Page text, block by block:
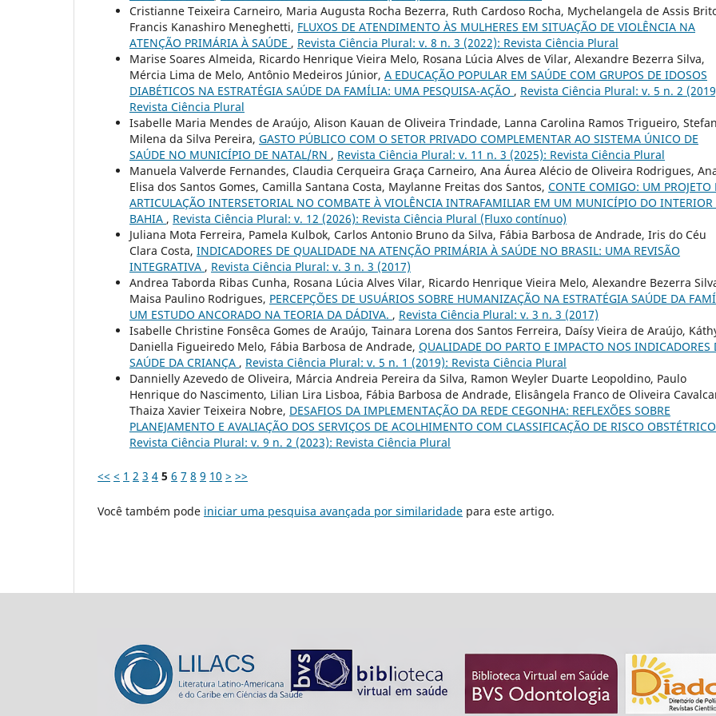
Cristianne Teixeira Carneiro, Maria Augusta Rocha Bezerra, Ruth Cardoso Rocha, Mychelangela de Assis
Francis Kanashiro Meneghetti, FLUXOS DE ATENDIMENTO ÀS MULHERES EM SITUAÇÃO DE VIOLÊNCIA NA
ATENÇÃO PRIMÁRIA À SAÚDE , Revista Ciência Plural: v. 8 n. 3 (2022): Revista Ciência Plural
Marise Soares Almeida, Ricardo Henrique Vieira Melo, Rosana Lúcia Alves de Vilar, Alexandre Bezerra Silva,
Mércia Lima de Melo, Antônio Medeiros Júnior, A EDUCAÇÃO POPULAR EM SAÚDE COM GRUPOS DE IDOSOS
DIABÉTICOS NA ESTRATÉGIA SAÚDE DA FAMÍLIA: UMA PESQUISA-AÇÃO , Revista Ciência Plural: v. 5 n. 2
Revista Ciência Plural
Isabelle Maria Mendes de Araújo, Alison Kauan de Oliveira Trindade, Lanna Carolina Ramos Trigueiro,
Milena da Silva Pereira, GASTO PÚBLICO COM O SETOR PRIVADO COMPLEMENTAR AO SISTEMA ÚNICO DE
SAÚDE NO MUNICÍPIO DE NATAL/RN , Revista Ciência Plural: v. 11 n. 3 (2025): Revista Ciência Plural
Manuela Valverde Fernandes, Claudia Cerqueira Graça Carneiro, Ana Áurea Alécio de Oliveira Rodrigues,
Elisa dos Santos Gomes, Camilla Santana Costa, Maylanne Freitas dos Santos, CONTE COMIGO: UM PROJETO
ARTICULAÇÃO INTERSETORIAL NO COMBATE À VIOLÊNCIA INTRAFAMILIAR EM UM MUNICÍPIO DO INTERIOR
BAHIA , Revista Ciência Plural: v. 12 (2026): Revista Ciência Plural (Fluxo contínuo)
Juliana Mota Ferreira, Pamela Kulbok, Carlos Antonio Bruno da Silva, Fábia Barbosa de Andrade, Iris do Céu
Clara Costa, INDICADORES DE QUALIDADE NA ATENÇÃO PRIMÁRIA À SAÚDE NO BRASIL: UMA REVISÃO
INTEGRATIVA , Revista Ciência Plural: v. 3 n. 3 (2017)
Andrea Taborda Ribas Cunha, Rosana Lúcia Alves Vilar, Ricardo Henrique Vieira Melo, Alexandre Bezerra
Maisa Paulino Rodrigues, PERCEPÇÕES DE USUÁRIOS SOBRE HUMANIZAÇÃO NA ESTRATÉGIA SAÚDE DA
UM ESTUDO ANCORADO NA TEORIA DA DÁDIVA. , Revista Ciência Plural: v. 3 n. 3 (2017)
Isabelle Christine Fonsêca Gomes de Araújo, Tainara Lorena dos Santos Ferreira, Daísy Vieira de Araújo,
Daniella Figueiredo Melo, Fábia Barbosa de Andrade, QUALIDADE DO PARTO E IMPACTO NOS INDICADORES
SAÚDE DA CRIANÇA , Revista Ciência Plural: v. 5 n. 1 (2019): Revista Ciência Plural
Dannielly Azevedo de Oliveira, Márcia Andreia Pereira da Silva, Ramon Weyler Duarte Leopoldino, Paulo
Henrique do Nascimento, Lilian Lira Lisboa, Fábia Barbosa de Andrade, Elisângela Franco de Oliveira
Thaiza Xavier Teixeira Nobre, DESAFIOS DA IMPLEMENTAÇÃO DA REDE CEGONHA: REFLEXÕES SOBRE
PLANEJAMENTO E AVALIAÇÃO DOS SERVIÇOS DE ACOLHIMENTO COM CLASSIFICAÇÃO DE RISCO OBSTÉTRICO
Revista Ciência Plural: v. 9 n. 2 (2023): Revista Ciência Plural
<< < 1 2 3 4 5 6 7 8 9 10 > >>
Você também pode iniciar uma pesquisa avançada por similaridade para este artigo.